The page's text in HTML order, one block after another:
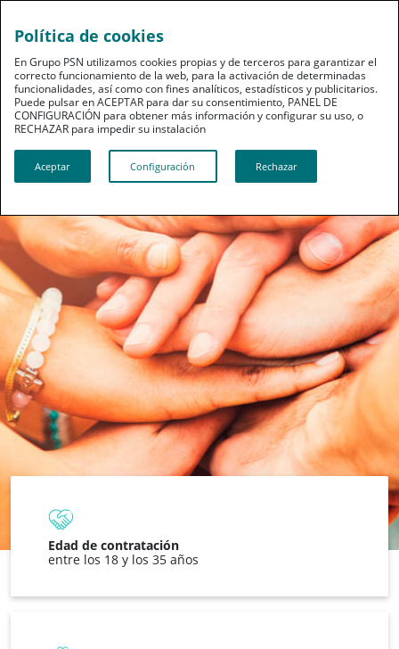
PSN Joven
Un seguro de protección completa desde 19 €
al año
SOLICITA MÁS INFORMACIÓN
Edad de contratación
entre los 18 y los 35 años
Política de cookies
En Grupo PSN utilizamos cookies propias y de terceros para garantizar el
correcto funcionamiento de la web, para la activación de determinadas
funcionalidades, así como con fines analíticos, estadísticos y publicitarios.
Puede pulsar en ACEPTAR para dar su consentimiento, PANEL DE
CONFIGURACIÓN para obtener más información y configurar su uso, o
RECHAZAR para impedir su instalación​​​​​​​
Aceptar Configuración Rechazar